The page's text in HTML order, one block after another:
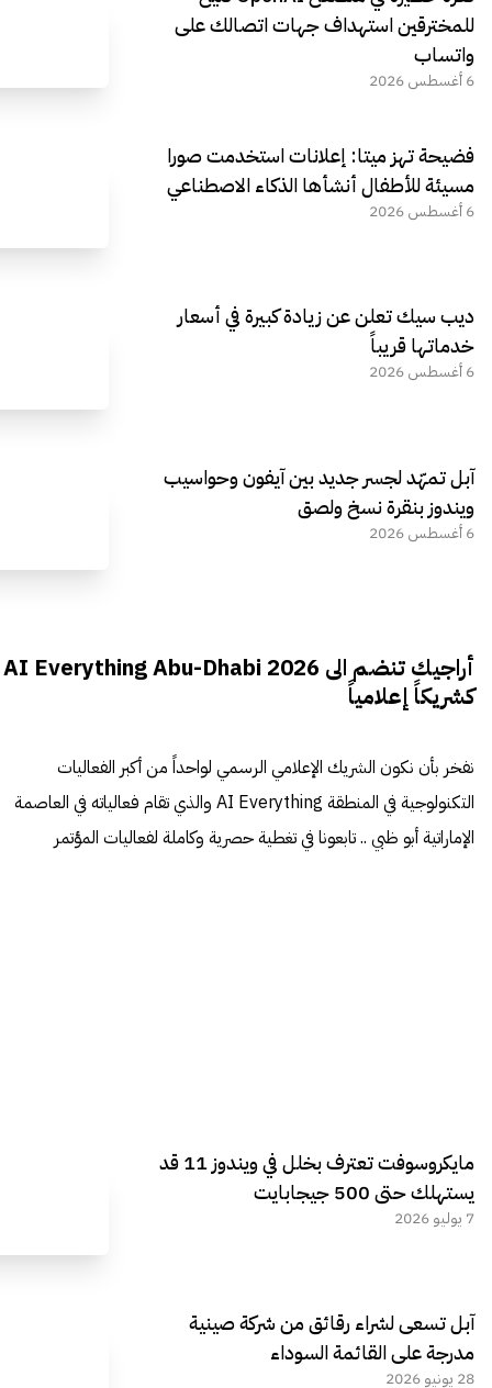
للمخترقين استهداف جهات اتصالك على
واتساب
6 أغسطس 2026
فضيحة تهز ميتا: إعلانات استخدمت صورا
مسيئة للأطفال أنشأها الذكاء الاصطناعي
6 أغسطس 2026
ديب سيك تعلن عن زيادة كبيرة في أسعار
خدماتها قريباً
6 أغسطس 2026
آبل تمهّد لجسر جديد بين آيفون وحواسيب
ويندوز بنقرة نسخ ولصق
6 أغسطس 2026
أراجيك تنضم الى AI Everything Abu-Dhabi 2026
كشريكاً إعلامياً
نفخر بأن نكون الشريك الإعلامي الرسمي لواحداً من أكبر الفعاليات
التكنولوجية في المنطقة AI Everything والذي تقام فعالياته في العاصمة
الإماراتية أبو ظبي .. تابعونا في تغطية حصرية وكاملة لفعاليات المؤتمر
مايكروسوفت تعترف بخلل في ويندوز 11 قد
يستهلك حتى 500 جيجابايت
7 يوليو 2026
آبل تسعى لشراء رقائق من شركة صينية
مدرجة على القائمة السوداء
28 يونيو 2026